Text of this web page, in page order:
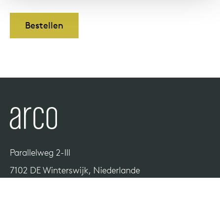
Bestellen
Parallelweg 2-III
7102 DE Winterswijk, Niederlande